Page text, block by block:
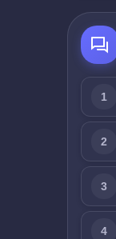
1
2
3
4